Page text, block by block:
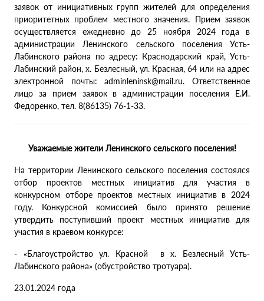
заявок от инициативных групп жителей для определения
приоритетных проблем местного значения. Прием заявок
осуществляется ежедневно до 25 ноября 2024 года в
администрации Ленинского сельского поселения Усть-
Лабинского района по адресу: Краснодарский край, Усть-
Лабинский район, х. Безлесный, ул. Красная, 64 или на адрес
электронной почты: adminleninsk@mail.ru. Ответственное
лицо за прием заявок в администрации поселения Е.И.
Федоренко, тел. 8(86135) 76-1-33.
Уважаемые жители Ленинского сельского поселения!
На территории Ленинского сельского поселения состоялся
отбор проектов местных инициатив для участия в
конкурсном отборе проектов местных инициатив в 2024
году. Конкурсной комиссией было принято решение
утвердить поступивший проект местных инициатив для
участия в краевом конкурсе:
- «Благоустройство ул. Красной в х. Безлесный Усть-
Лабинского района» (обустройство тротуара).
23.01.2024 года